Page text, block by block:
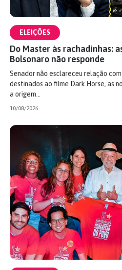
ELEIÇÕES
Do Master às rachadinhas:
Bolsonaro não responde
Senador não esclareceu relação
destinados ao filme Dark Horse, as
a origem…
10/08/2026